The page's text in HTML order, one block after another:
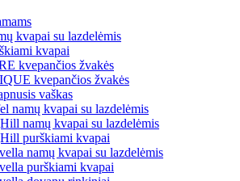
kvapai su lazdelėmis
kvapai
kvepančios žvakės
kvepančios žvakės
vaškas
namų kvapai su lazdelėmis
namų kvapai su lazdelėmis
purškiami kvapai
namų kvapai su lazdelėmis
purškiami kvapai